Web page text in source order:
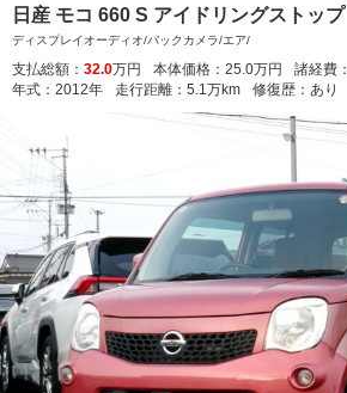
日産 モコ 660 S アイドリングストップ
ディスプレイオーディオ/バックカメラ/エア/
支払総額： 32.0万円 本体価格： 25.0万円 諸経費：
年式： 2012年 走行距離： 5.1万km 修復歴： あり